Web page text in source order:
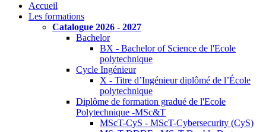
Accueil
Les formations
Catalogue 2026 - 2027
Bachelor
BX - Bachelor of Science de l'Ecole
polytechnique
Cycle Ingénieur
X - Titre d’Ingénieur diplômé de l’École
polytechnique
Diplôme de formation gradué de l'Ecole
Polytechnique -MSc&T
MScT-CyS - MScT-Cybersecurity (CyS)